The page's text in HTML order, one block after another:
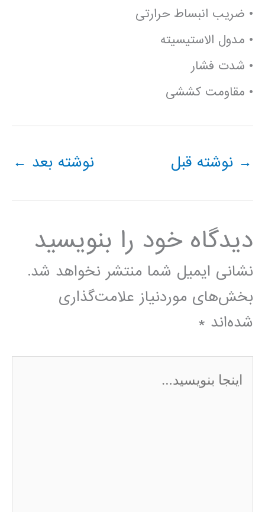
• ضریب انبساط حرارتی
• مدول الاستیسیته
• شدت فشار
• مقاومت کششی
→ نوشته قبل نوشته بعد ←
دیدگاه‌ خود را بنویسید
نشانی ایمیل شما منتشر نخواهد شد.
بخش‌های موردنیاز علامت‌گذاری
شده‌اند *
اینجا
بنویسید…